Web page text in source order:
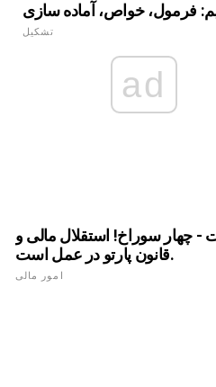
فرمول، خواص، آماده سازی
تشکیل
ad
- چهار سوراخ! استقلال مالی و
قانون پارتو در عمل است.
امور مالی